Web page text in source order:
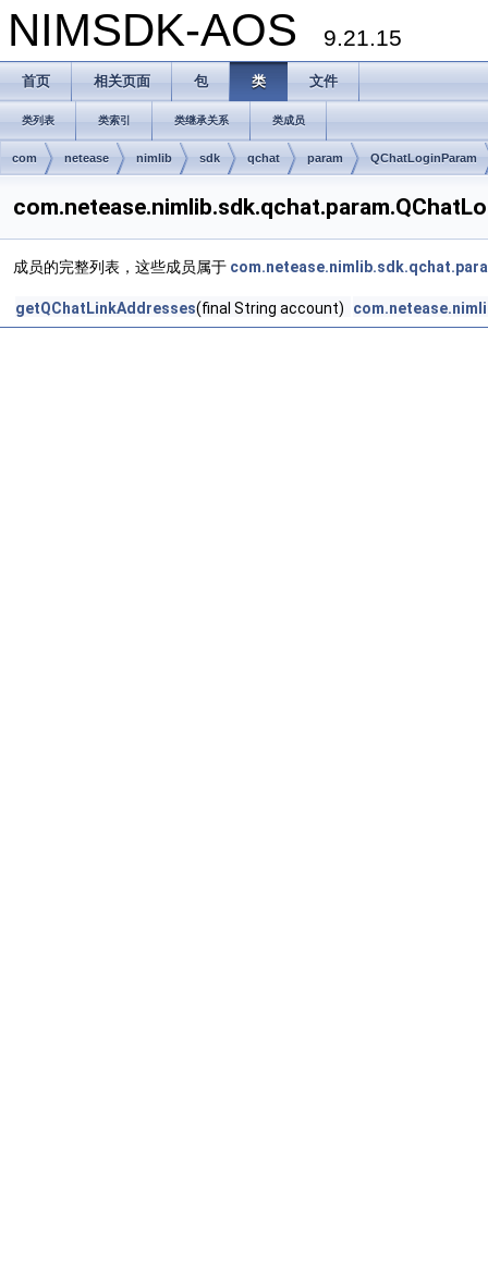
NIMSDK-AOS 9.21.15
首页 相关页面 包 类 文件
类列表 类索引 类继承关系 类成员
com netease nimlib sdk qchat param QChatLoginParam
成员的完整列表，这些成员属于
getQChatLinkAddresses(final String account)